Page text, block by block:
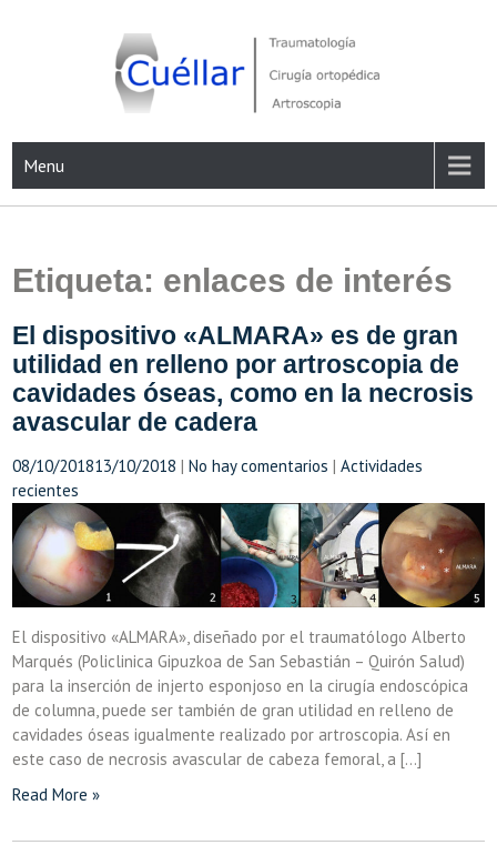
Menu
Etiqueta: enlaces de interés
El dispositivo «ALMARA» es de gran
utilidad en relleno por artroscopia de
cavidades óseas, como en la necrosis
avascular de cadera
08/10/201813/10/2018 |No hay comentarios |Actividades
recientes
El dispositivo «ALMARA», diseñado por el traumatólogo Alberto
Marqués (Policlinica Gipuzkoa de San Sebastián – Quirón Salud)
para la inserción de injerto esponjoso en la cirugía endoscópica
de columna, puede ser también de gran utilidad en relleno de
cavidades óseas igualmente realizado por artroscopia. Así en
este caso de necrosis avascular de cabeza femoral, a […]
Read More »